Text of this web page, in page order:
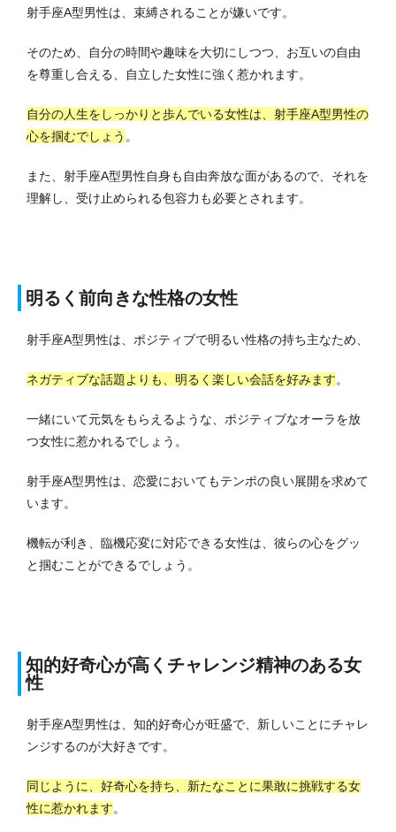
射手座A型男性は、束縛されることが嫌いです。
そのため、自分の時間や趣味を大切にしつつ、お互いの自由
を尊重し合える、自立した女性に強く惹かれます。
自分の人生をしっかりと歩んでいる女性は、射手座A型男性の
心を掴むでしょう 。
また、射手座A型男性自身も自由奔放な面があるので、それを
理解し、受け止められる包容力も必要とされます。
明るく前向きな性格の女性
射手座A型男性は、ポジティブで明るい性格の持ち主なため、
ネガティブな話題よりも、明るく楽しい会話を好みます。
一緒にいて元気をもらえるような、ポジティブなオーラを放
つ女性に惹かれるでしょう。
射手座A型男性は、恋愛においてもテンポの良い展開を求めて
います。
機転が利き、臨機応変に対応できる女性は、彼らの心をグッ
と掴むことができるでしょう。
知的好奇心が高くチャレンジ精神のある女
性
射手座A型男性は、知的好奇心が旺盛で、新しいことにチャレ
ンジするのが大好きです。
同じように、好奇心を持ち、新たなことに果敢に挑戦する女
性に惹かれます。